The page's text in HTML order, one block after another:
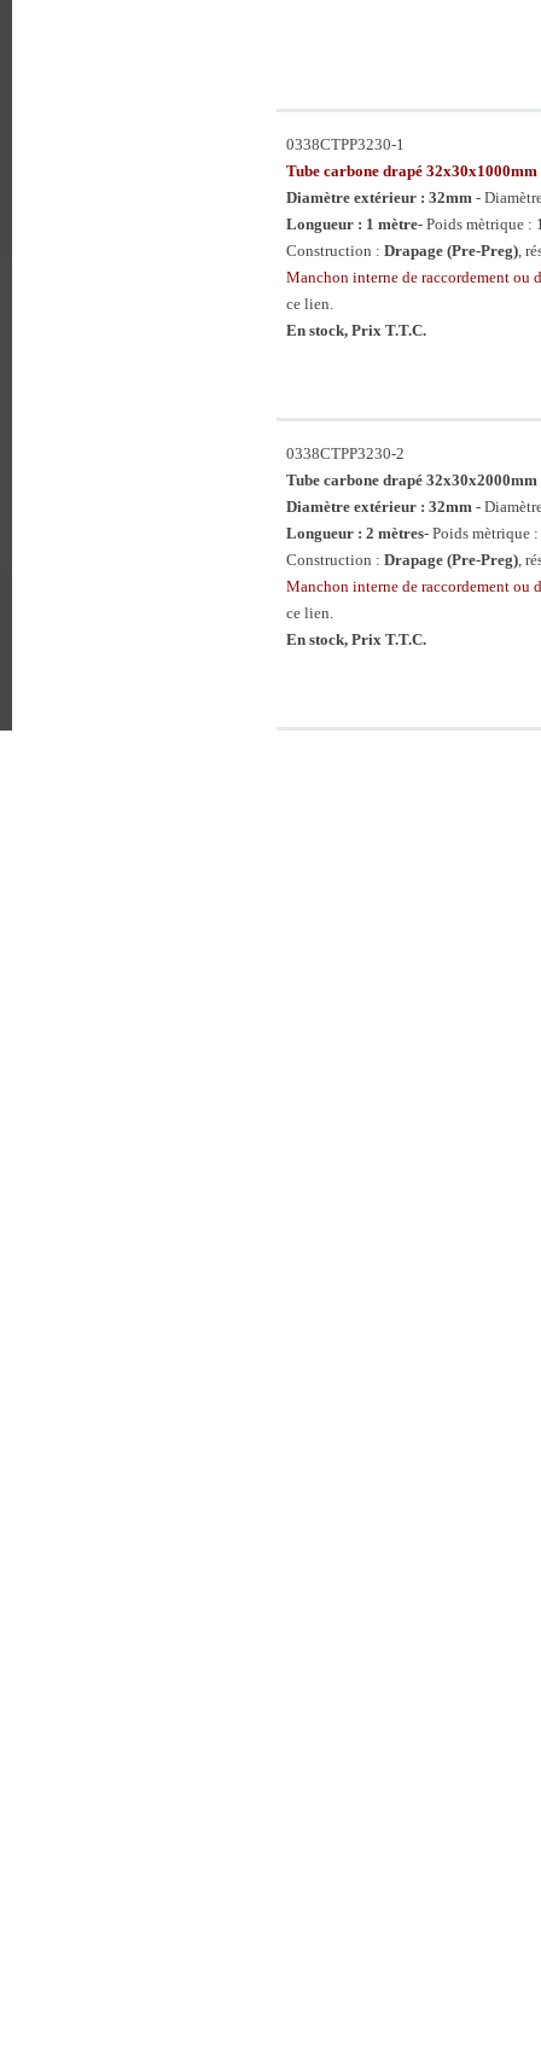
0338CTPP3230-1
Tube carbone drapé 32x30x1000mm
Diamètre extérieur : 32mm -
Longueur : 1 mètre- Poids mètrique :
Construction : Drapage (Pre-Preg),
Manchon interne de raccordement ou
ce lien.
En stock, Prix T.T.C.
0338CTPP3230-2
Tube carbone drapé 32x30x2000mm
Diamètre extérieur : 32mm -
Longueur : 2 mètres- Poids mètrique :
Construction : Drapage (Pre-Preg),
Manchon interne de raccordement ou
ce lien.
En stock, Prix T.T.C.